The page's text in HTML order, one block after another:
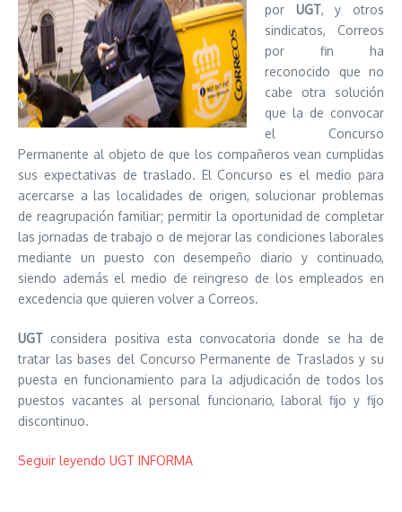
por UGT, y otros
sindicatos, Correos
por fin ha
reconocido que no
cabe otra solución
que la de convocar
el Concurso
Permanente al objeto de que los compañeros vean cumplidas
sus expectativas de traslado. El Concurso es el medio para
acercarse a las localidades de origen, solucionar problemas
de reagrupación familiar; permitir la oportunidad de completar
las jornadas de trabajo o de mejorar las condiciones laborales
mediante un puesto con desempeño diario y continuado,
siendo además el medio de reingreso de los empleados en
excedencia que quieren volver a Correos.
UGT considera positiva esta convocatoria donde se ha de
tratar las bases del Concurso Permanente de Traslados y su
puesta en funcionamiento para la adjudicación de todos los
puestos vacantes al personal funcionario, laboral fijo y fijo
discontinuo.
Seguir leyendo UGT INFORMA